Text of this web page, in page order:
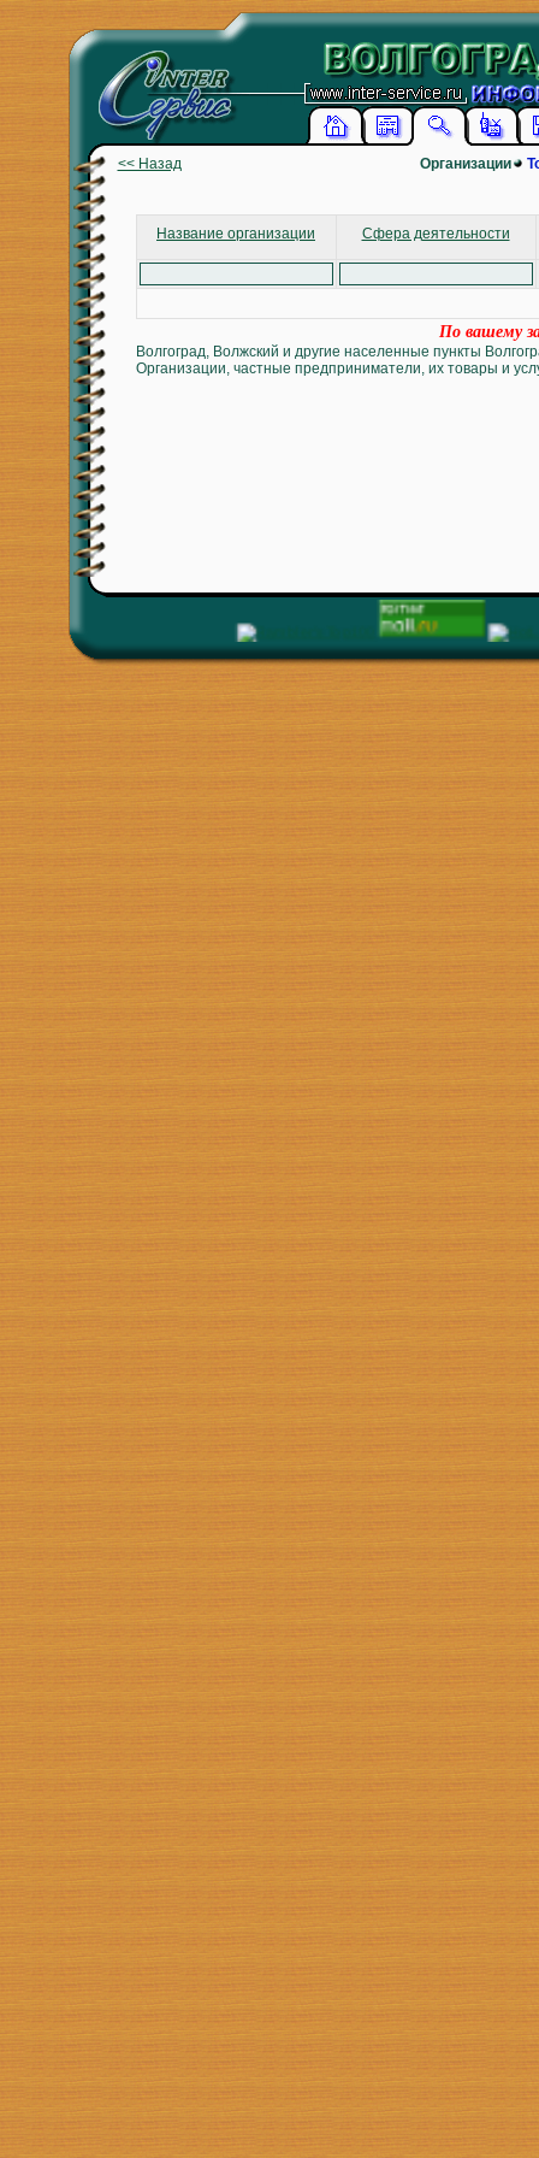
<< Назад Организации
Название организации Сфера деятельности
По вашему
Волгоград, Волжский и другие населенные пункты
Организации, частные предприниматели, их товары и